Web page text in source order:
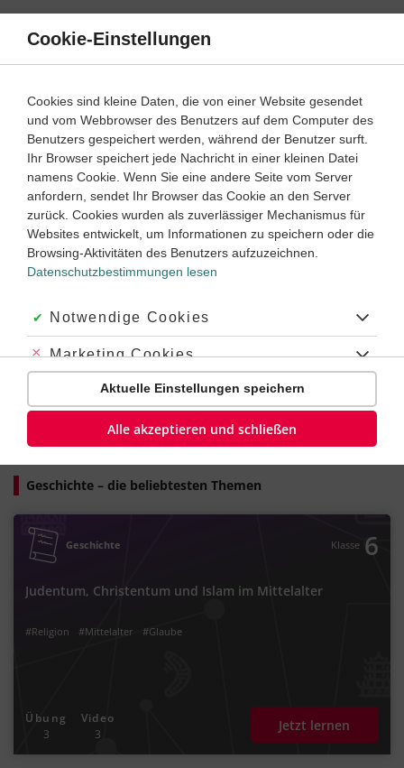
Direkt
Inhalt
Geschichte lernen mit Duden Learnattack
Klasse 6
Geschichte online lernen – so funktioniert es
Geschichte-Nachhilfe online: Materialien zum Selbstlernen
Geschichte online lernen – zu Hause und unterwegs
Von der Steinzeit über das Mittelalter und die Renaissance
bis zur frühen Neuzeit: In Geschichte gibt es viel zu lernen!
Vor lauter Jahreszahlen, Namen und Orten kann einem da
schon mal der Kopf rauchen – und leider geht dann eins
verloren: Die Erkenntnis, dass Geschichte lernen spannend
sein kann!
Geschichte – die beliebtesten Themen
Geschichte Klasse 6
Judentum, Christentum und Islam im Mittelalter
#Religion #Mittelalter #Glaube
Übung
3
Video
3
Jetzt lernen
Cookie-Einstellungen
Cookies sind kleine Daten, die von einer Website gesendet
und vom Webbrowser des Benutzers auf dem Computer des
Benutzers gespeichert werden, während der Benutzer surft.
Ihr Browser speichert jede Nachricht in einer kleinen Datei
namens Cookie. Wenn Sie eine andere Seite vom Server
anfordern, sendet Ihr Browser das Cookie an den Server
zurück. Cookies wurden als zuverlässiger Mechanismus für
Websites entwickelt, um Informationen zu speichern oder die
Browsing-Aktivitäten des Benutzers aufzuzeichnen.
Datenschutzbestimmungen lesen
Akzeptiert:
Notwendige Cookies
Abgelehnt:
Marketing Cookies
Abgelehnt:
Personalisierungs-Cookies
Aktuelle Einstellungen speichern
Alle akzeptieren und schließen